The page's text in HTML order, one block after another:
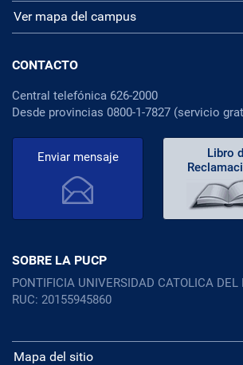
Ver mapa del campus
CONTACTO
Central telefónica 626-2000
Desde provincias 0800-1-7827 (servicio
Enviar mensaje
Libro
SOBRE LA PUCP
PONTIFICIA UNIVERSIDAD CATOLICA DEL
RUC: 20155945860
Mapa del sitio